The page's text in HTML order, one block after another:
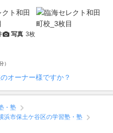
写真 3枚
）
オーナー様ですか？
・塾
浜市保土ケ谷区の学習塾・塾